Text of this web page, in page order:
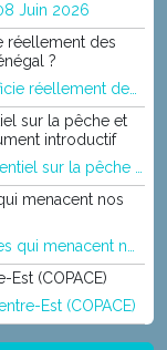
Juin 2026
réellement des
?
démersale côtière au Sénégal ?
sur la pêche et
introductif
et avis tirés du document introductif
menacent nos
et nos communautés
(COPACE)
Est (COPACE)